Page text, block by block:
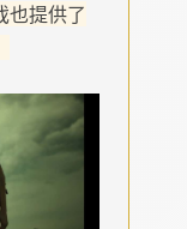
也提供了